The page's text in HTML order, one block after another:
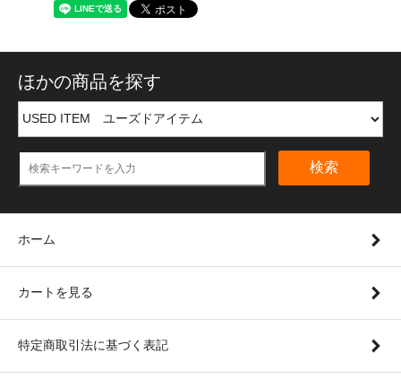
ほかの商品を探す
検索
ホーム
カートを見る
特定商取引法に基づく表記